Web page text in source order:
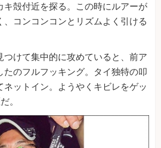
キ殻付近を探る。この時にルアーが
コンコンコンとリズムよく引ける
つけて集中的に攻めていると、前ア
たのフルフッキング。タイ独特の叩
ネットイン。ようやくキビレをゲッ
。